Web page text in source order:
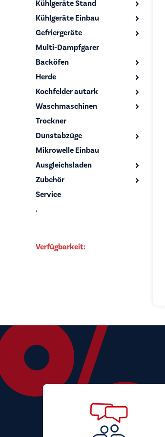
Kühlgeräte Stand
Kühlgeräte Einbau
Gefriergeräte
Multi-Dampfgarer
Backöfen
Herde
Kochfelder autark
Waschmaschinen
Trockner
Dunstabzüge
Mikrowelle Einbau
Ausgleichsladen
Zubehör
Service
.
Verfügbarkeit: